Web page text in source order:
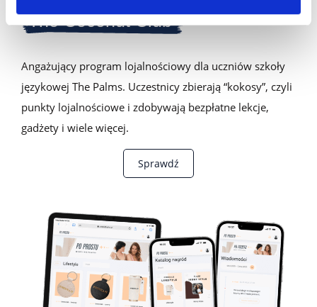
The Coconut Club
Angażujący program lojalnościowy dla uczniów szkoły
językowej The Palms. Uczestnicy zbierają “kokosy”, czyli
punkty lojalnościowe i zdobywają bezpłatne lekcje,
gadżety i wiele więcej.
Sprawdź